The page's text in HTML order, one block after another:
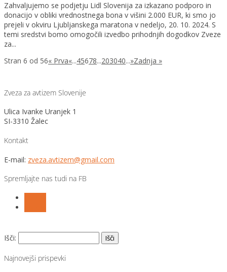
Zahvaljujemo se podjetju Lidl Slovenija za izkazano podporo in
donacijo v obliki vrednostnega bona v višini 2.000 EUR, ki smo jo
prejeli v okviru Ljubljanskega maratona v nedeljo, 20. 10. 2024. S
temi sredstvi bomo omogočili izvedbo prihodnjih dogodkov Zveze
za...
Stran 6 od 56« Prva«...45678...203040...»Zadnja »
Zveza za avtizem Slovenije
Ulica Ivanke Uranjek 1
SI-3310 Žalec
Kontakt
E-mail: zveza.avtizem@gmail.com
Spremljajte nas tudi na FB
Išči:
Najnovejši prispevki